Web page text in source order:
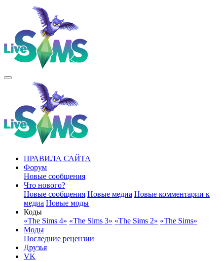
ПРАВИЛА САЙТА
Форум
Новые сообщения
Что нового?
Новые сообщения Новые медиа Новые комментарии к
медиа Новые моды
Коды
«The Sims 4» «The Sims 3» «The Sims 2» «The Sims»
Моды
Последние рецензии
Друзья
VK